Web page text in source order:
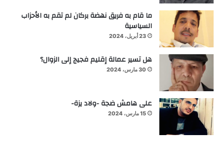
ما قام به فريق نهضة بركان لم تقم به الأحزاب
السياسية
23 أبريل، 2024
هل تسير عمالة إقليم فجيج إلى الزوال؟
30 مارس، 2024
على هامش ضجة -ولاد يزة-
15 مارس، 2024